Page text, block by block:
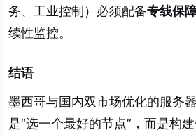
务、工业控制）必须配备专线保
续性监控。
结语
墨西哥与国内双市场优化的服务
是“选一个最好的节点”，而是构